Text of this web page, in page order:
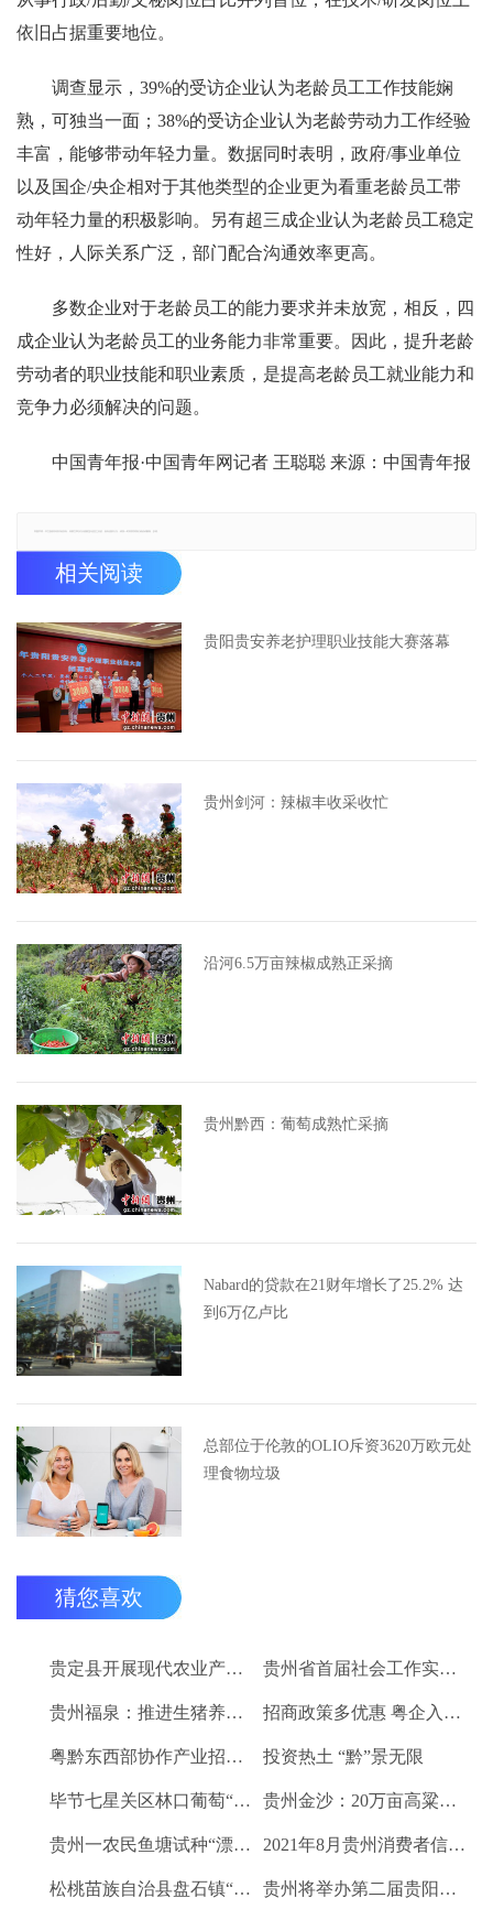
依旧占据重要地位。
调查显示，39%的受访企业认为老龄员工工作技能娴
熟，可独当一面；38%的受访企业认为老龄劳动力工作经验
丰富，能够带动年轻力量。数据同时表明，政府/事业单位
以及国企/央企相对于其他类型的企业更为看重老龄员工带
动年轻力量的积极影响。另有超三成企业认为老龄员工稳定
性好，人际关系广泛，部门配合沟通效率更高。
多数企业对于老龄员工的能力要求并未放宽，相反，四
成企业认为老龄员工的业务能力非常重要。因此，提升老龄
劳动者的职业技能和职业素质，是提高老龄员工就业能力和
竞争力必须解决的问题。
中国青年报·中国青年网记者 王聪聪 来源：中国青年报
相关阅读
贵阳贵安养老护理职业技能大赛落幕
贵州剑河：辣椒丰收采收忙
沿河6.5万亩辣椒成熟正采摘
贵州黔西：葡萄成熟忙采摘
Nabard的贷款在21财年增长了25.2% 达
到6万亿卢比
总部位于伦敦的OLIO斥资3620万欧元处
理食物垃圾
猜您喜欢
贵定县开展现代农业产业“稻+N”田间示范技术培训 贵州省首届社会工作实务技能大赛启动
贵州福泉：推进生猪养殖现代化 开创产业发展新格局 招商政策多优惠 粤企入黔得实惠
粤黔东西部协作产业招商对接会将于9月8日举行 投资热土 “黔”景无限
毕节七星关区林口葡萄“卖”进羊城 贵州金沙：20万亩高粱、2.67万亩烤烟喜获丰收
贵州一农民鱼塘试种“漂浮水稻”获成功 亩产千斤稻谷 2021年8月贵州消费者信心及健康指数创下新高
松桃苗族自治县盘石镇“三驾马车”拉出人民群众平安幸福生活 贵州将举办第二届贵阳工业博览会